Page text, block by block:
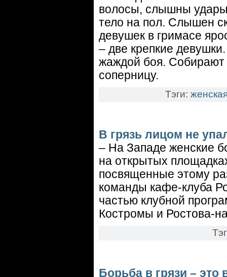
волосы, слышны удары
тело на пол. Слышен
девушек в гримасе
– две крепкие
жаждой боя. Собирают
соперницу.
Тэги:
В грязь лицом не
– На Западе женские
на открытых
посвященные этому
команды кафе-клуба
частью клубной
Костромы и Ростова-
Борьба в грязи – это